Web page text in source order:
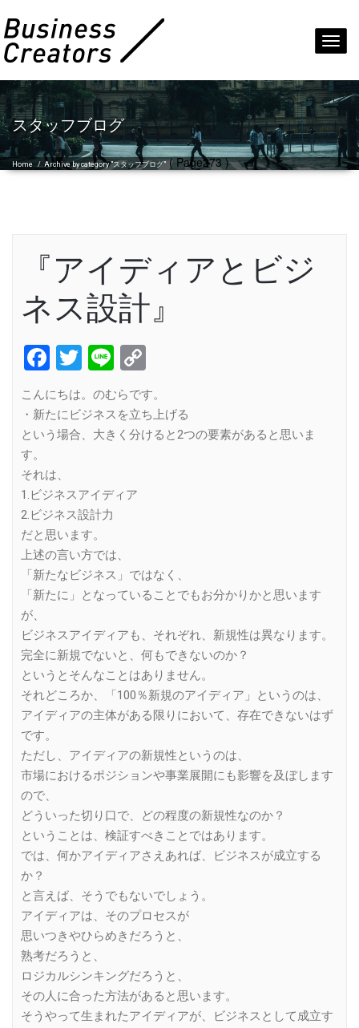
スタッフブログ
Home /Archive by category "スタッフブログ"( Page273 )
『アイディアとビジ
ネス設計』
Facebook
Twitter
Line
Link
こんにちは。のむらです。
・新たにビジネスを立ち上げる
という場合、大きく分けると2つの要素があると思いま
す。
それは、
1.ビジネスアイディア
2.ビジネス設計力
だと思います。
上述の言い方では、
「新たなビジネス」ではなく、
「新たに」となっていることでもお分かりかと思います
が、
ビジネスアイディアも、それぞれ、新規性は異なります。
完全に新規でないと、何もできないのか？
というとそんなことはありません。
それどころか、「100％新規のアイディア」というのは、
アイディアの主体がある限りにおいて、存在できないはず
です。
ただし、アイディアの新規性というのは、
市場におけるポジションや事業展開にも影響を及ぼします
ので、
どういった切り口で、どの程度の新規性なのか？
ということは、検証すべきことではあります。
では、何かアイディアさえあれば、ビジネスが成立する
か？
と言えば、そうでもないでしょう。
アイディアは、そのプロセスが
思いつきやひらめきだろうと、
熟考だろうと、
ロジカルシンキングだろうと、
その人に合った方法があると思います。
そうやって生まれたアイディアが、ビジネスとして成立す